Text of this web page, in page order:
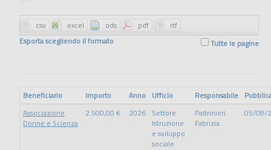
Esporta scegliendo il formato Tutte le pagine
Beneficiario Importo Anno Ufficio Responsabile
Associazione
Donne e Scienza
2.500,00 € 2026 Settore
Istruzione
e sviluppo
sociale
Paltrinieri
Fabrizia
05/08/